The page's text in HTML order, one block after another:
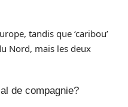
tandis que ‘caribou’
Nord, mais les deux
de compagnie?